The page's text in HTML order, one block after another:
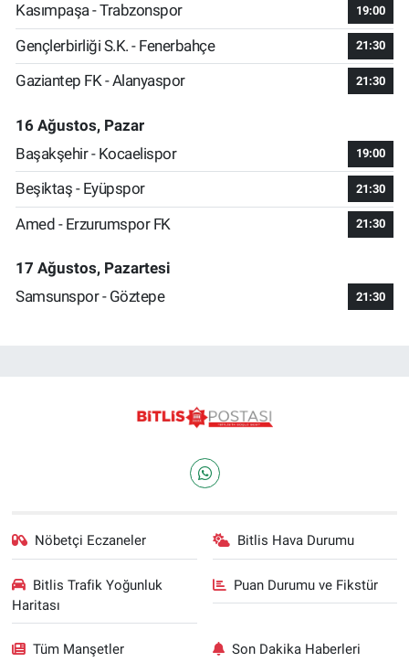
Kasımpaşa - Trabzonspor 19:00
Gençlerbirliği S.K. - Fenerbahçe 21:30
Gaziantep FK - Alanyaspor 21:30
16 Ağustos, Pazar
Başakşehir - Kocaelispor
19:00
Beşiktaş - Eyüpspor 21:30
Amed - Erzurumspor FK 21:30
17 Ağustos, Pazartesi
Samsunspor - Göztepe
21:30
Nöbetçi Eczaneler Bitlis Hava Durumu
Bitlis Trafik Yoğunluk
Haritası
Puan Durumu ve Fikstür
Tüm Manşetler Son Dakika Haberleri